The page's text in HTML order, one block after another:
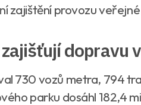
zajištění provozu
dopravu
730 vozů metra, 794
parku dosáhl 182,4